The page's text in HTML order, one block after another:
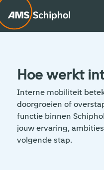
Hoe werkt
Interne mobiliteit
doorgroeien of
functie binnen
jouw ervaring,
volgende stap.